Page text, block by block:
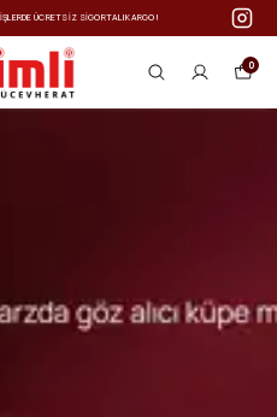
ÜCRETSIZ SIGORTALI KARGO!
0